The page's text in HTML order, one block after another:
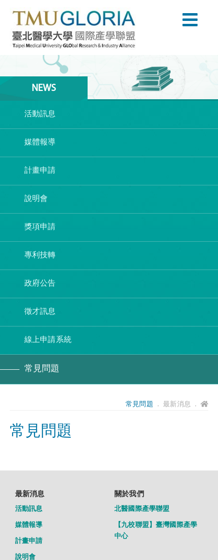
NEWS
活動訊息
媒體報導
計畫申請
說明會
獎項申請
專利技轉
政府公告
徵才訊息
線上申請系統
常見問題
常見問題 ． 最新消息 ．
常見問題
最新消息
活動訊息
媒體報導
計畫申請
說明會
關於我們
北醫國際產學聯盟
【九校聯盟】臺灣國際產學
中心